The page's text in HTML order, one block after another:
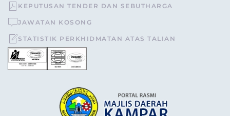
KEPUTUSAN TENDER DAN SEBUTHARGA
JAWATAN KOSONG
STATISTIK PERKHIDMATAN ATAS TALIAN